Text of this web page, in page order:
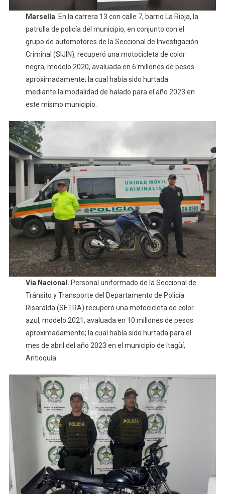
Marsella. En la carrera 13 con calle 7, barrio La Rioja, la
patrulla de policía del municipio, en conjunto con el
grupo de automotores de la Seccional de Investigación
Criminal (SIJIN), recuperó una motocicleta de color
negra, modelo 2020, avaluada en 6 millones de pesos
aproximadamente; la cual había sido hurtada
mediante la modalidad de halado para el año 2023 en
este mismo municipio.
Vía Nacional. Personal uniformado de la Seccional de
Tránsito y Transporte del Departamento de Policía
Risaralda (SETRA) recuperó una motocicleta de color
azul, modelo 2021, avaluada en 10 millones de pesos
aproximadamente; la cual había sido hurtada para el
mes de abril del año 2023 en el municipio de Itagüí,
Antioquía.